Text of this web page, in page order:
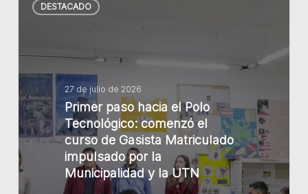
DESTACADO
paso
Polo
Tecnológico:
comenzó
el
curso
de
Gasista
27 de julio de 2026
Primer paso hacia el Polo
Tecnológico: comenzó el
curso de Gasista Matriculado
impulsado por la
Municipalidad y la UTN